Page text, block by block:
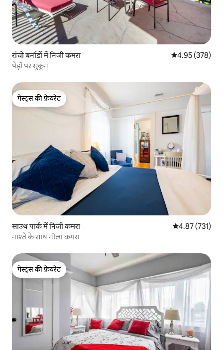
रांचो बर्नार्डो में निजी कमरा औसत रेटिंग 5 में से
4.95 (378)
पेड़ों पर सुकून
गेस्ट्स की फ़ेवरेट
गेस्ट्स की फ़ेवरेट
साउथ पार्क में निजी कमरा औसत रेटिंग 5 में से
4.87 (731)
नाश्ते के साथ नीला कमरा
गेस्ट्स की फ़ेवरेट
गेस्ट्स की फ़ेवरेट